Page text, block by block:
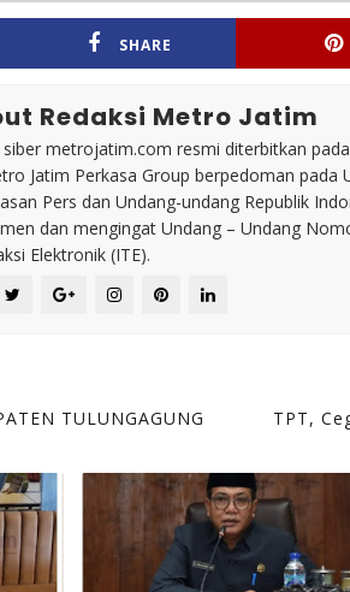
SHARE
Redaksi Metro Jatim
siber metrojatim.com resmi diterbitkan
Jatim Perkasa Group berpedoman
Pers dan Undang-undang Republik
dan mengingat Undang – Undang
Elektronik (ITE).
TULUNGAGUNG
TPT,